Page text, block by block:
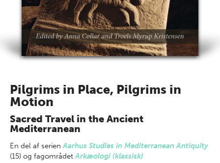
Pilgrims in Place, Pilgrims in
Motion
Sacred Travel in the Ancient
Mediterranean
En del af serienAarhus Studies in Mediterranean Antiquity
(15) og fagområdetArkæologi (klassisk)